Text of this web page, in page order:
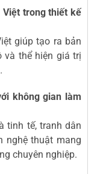
Việt trong thiết kế
giúp tạo ra bản
và thể hiện giá trị
không gian làm
tinh tế, tranh dân
nghệ thuật mang
chuyên nghiệp.